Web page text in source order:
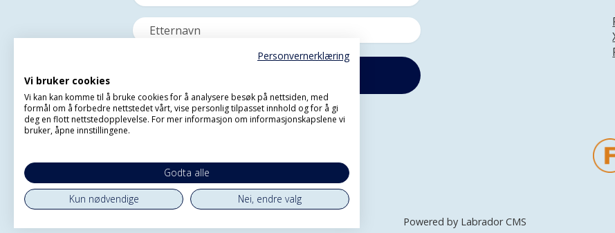
Powered by Labrador CMS
Personvernerklæring
Vi bruker cookies
Vi kan kan komme til å bruke cookies for å analysere besøk på nettsiden, med
formål om å forbedre nettstedet vårt, vise personlig tilpasset innhold og for å gi
deg en flott nettstedopplevelse. For mer informasjon om informasjonskapslene vi
bruker, åpne innstillingene.
Godta alle
Kun nødvendige
Nei, endre valg